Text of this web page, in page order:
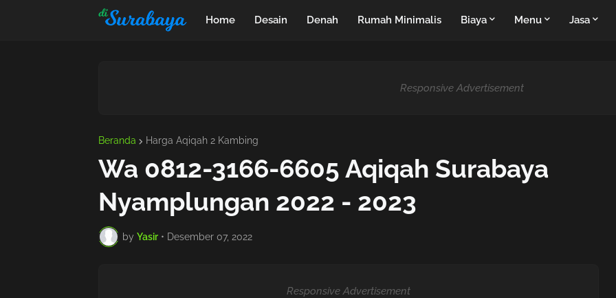
Home Desain Denah Rumah Minimalis Biaya Menu Jasa
Responsive Advertisement
Beranda Harga Aqiqah 2 Kambing
Wa 0812-3166-6605 Aqiqah Surabaya
Nyamplungan 2022 - 2023
by Yasir • Desember 07, 2022
Responsive Advertisement